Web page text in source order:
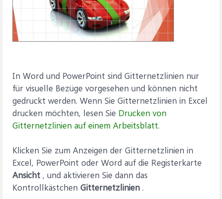
In Word und PowerPoint sind Gitternetzlinien nur
für visuelle Bezüge vorgesehen und können nicht
gedruckt werden. Wenn Sie Gitternetzlinien in Excel
drucken möchten, lesen Sie Drucken von
Gitternetzlinien auf einem Arbeitsblatt.
Klicken Sie zum Anzeigen der Gitternetzlinien in
Excel, PowerPoint oder Word auf die Registerkarte
Ansicht , und aktivieren Sie dann das
Kontrollkästchen Gitternetzlinien .